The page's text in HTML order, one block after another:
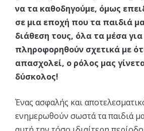
να τα καθοδηγούμε, όμως
σε μια εποχή που τα παιδιά
διάθεση τους, όλα τα μέσα
πληροφορηθούν σχετικά με
απασχολεί, ο ρόλος μας
δύσκολος!
Ένας ασφαλής και
ενημερωθούν σωστά τα παιδιά